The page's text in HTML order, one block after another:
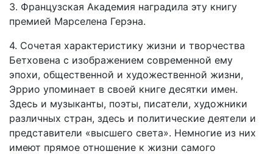
3. Французская Академия наградила эту книгу
премией Марселена Герэна.
4. Сочетая характеристику жизни и творчества
Бетховена с изображением современной ему
эпохи, общественной и художественной жизни,
Эррио упоминает в своей книге десятки имен.
Здесь и музыканты, поэты, писатели, художники
различных стран, здесь и политические деятели и
представители «высшего света». Немногие из них
имеют прямое отношение к жизни самого